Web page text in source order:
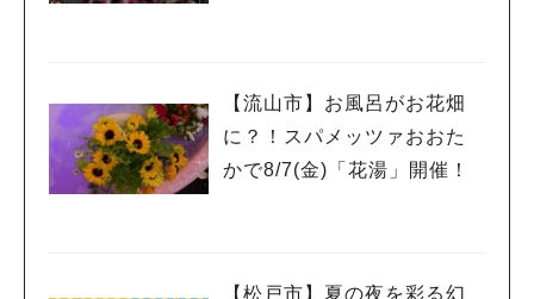
【流山市】お風呂がお花畑
に？！スパメッツァおおた
かで8/7(金)「花湯」開催！
【松戸市】夏の夜を彩る幻